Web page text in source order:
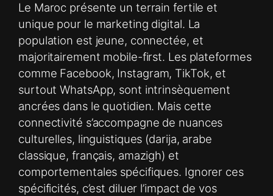
Le Maroc présente un terrain fertile et
unique pour le marketing digital. La
population est jeune, connectée, et
majoritairement mobile-first. Les plateformes
comme Facebook, Instagram, TikTok, et
surtout WhatsApp, sont intrinsèquement
ancrées dans le quotidien. Mais cette
connectivité s’accompagne de nuances
culturelles, linguistiques (darija, arabe
classique, français, amazigh) et
comportementales spécifiques. Ignorer ces
spécificités, c’est diluer l’impact de vos